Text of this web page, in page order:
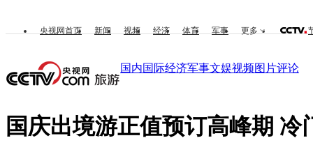
央视网首页 新闻 视频 经济 体育 军事 更多
国内国际经济军事文娱视频图片评论
国庆出境游正值预订高峰期 冷